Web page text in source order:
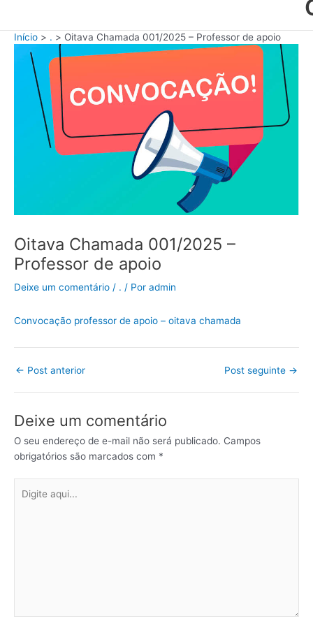
Início . Oitava Chamada 001/2025 – Professor de apoio
Oitava Chamada 001/2025 –
Professor de apoio
Deixe um comentário / . / Por admin
Convocação professor de apoio – oitava chamada
← Post anterior Post seguinte →
Deixe um comentário
O seu endereço de e-mail não será publicado. Campos
obrigatórios são marcados com *
aqui...